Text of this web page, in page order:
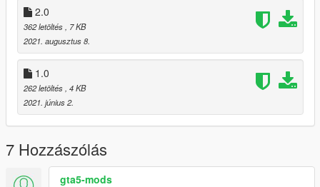
2.0
362 letöltés
, 7 KB
2021. augusztus 8.
1.0
262 letöltés , 4 KB
2021. június 2.
7 Hozzászólás
gta5-mods